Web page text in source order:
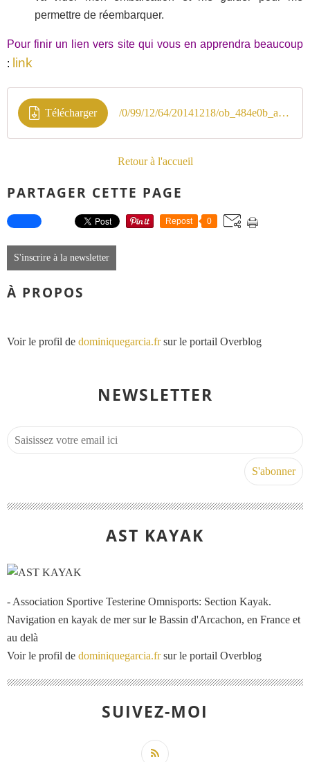
permettre de réembarquer.
Pour finir un lien vers site qui vous en apprendra beaucoup
: link
Télécharger /0/99/12/64/20141218/ob_484e0b_adhesion-2014-2015-deja-licencie
Retour à l'accueil
PARTAGER CETTE PAGE
Repost 0
S'inscrire à la newsletter
À PROPOS
Voir le profil de dominiquegarcia.frsur le portail Overblog
NEWSLETTER
AST KAYAK
- Association Sportive Testerine Omnisports: Section Kayak.
Navigation en kayak de mer sur le Bassin d'Arcachon, en France et
au delà
Voir le profil de dominiquegarcia.frsur le portail Overblog
SUIVEZ-MOI